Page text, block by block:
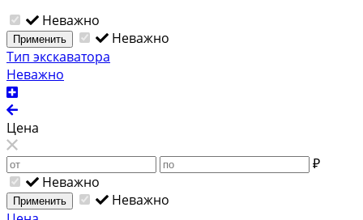
Неважно
Применить
Неважно
Тип экскаватора
Неважно
Цена
₽
Неважно
Применить
Неважно